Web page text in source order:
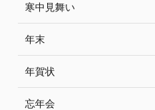
寒中見舞い
年末
年賀状
忘年会